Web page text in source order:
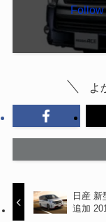
Follow
よ
日産
追加